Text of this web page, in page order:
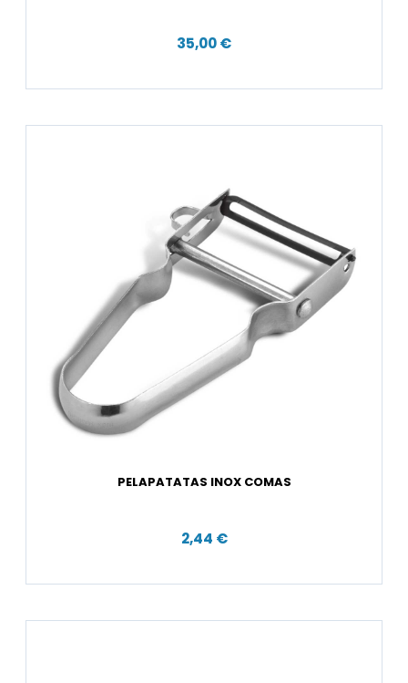
35,00 €
PELAPATATAS INOX COMAS
2,44 €